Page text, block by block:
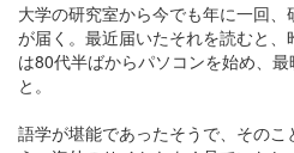
大学の研究室から今でも年に一回
が届く。最近届いたそれを読むと
は80代半ばからパソコンを始め、
と。
語学が堪能であったそうで、その